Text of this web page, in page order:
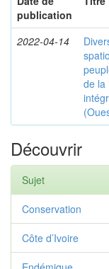
publication
2022-04-14
de la
Découvrir
Sujet
Conservation
Côte d’Ivoire